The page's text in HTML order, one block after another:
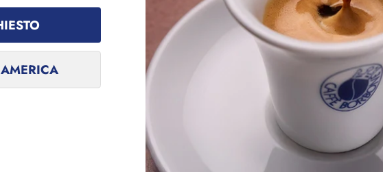
gratuita in Italia per ordini da 40€ Registrati alla
ABBONAMENTO IL MONDO DI BORBONE SOSTENIBILITÀ BORBONE CLUB